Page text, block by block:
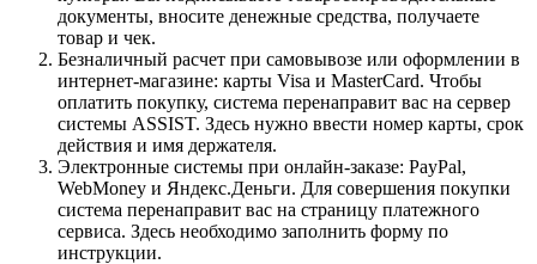
документы, вносите денежные средства, получаете
товар и чек.
Безналичный расчет при самовывозе или оформлении в
интернет-магазине: карты Visa и MasterCard. Чтобы
оплатить покупку, система перенаправит вас на сервер
системы ASSIST. Здесь нужно ввести номер карты, срок
действия и имя держателя.
Электронные системы при онлайн-заказе: PayPal,
WebMoney и Яндекс.Деньги. Для совершения покупки
система перенаправит вас на страницу платежного
сервиса. Здесь необходимо заполнить форму по
инструкции.